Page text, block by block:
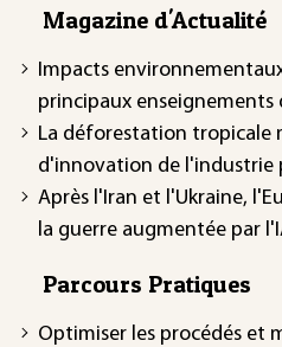
Magazine d'Actualité
Impacts
principaux enseignements
La déforestation tropicale
d'innovation de l'industrie
Après l'Iran et l'Ukraine,
la guerre augmentée par
Parcours Pratiques
Optimiser les procédés et